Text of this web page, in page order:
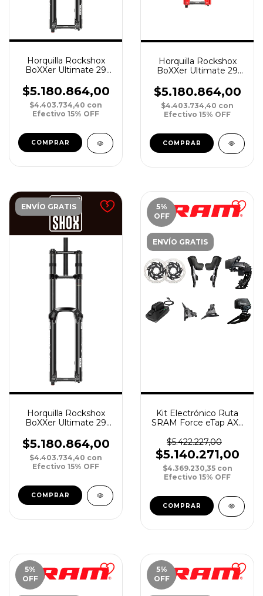
Horquilla Rockshox
BoXXer Ultimate 29
Boost 48 OffSet
Straight Crown N
$5.180.864,00
$4.403.734,40 con
Efectivo 15% OFF
Horquilla Rockshox
BoXXer Ultimate 29
Boost 48 OffSet
Straight Crown R
$5.180.864,00
$4.403.734,40 con
Efectivo 15% OFF
ENVÍO GRATIS
Horquilla Rockshox
BoXXer Ultimate 29
Boost 52 OffSet
Straight Crown N
$5.180.864,00
$4.403.734,40 con
Efectivo 15% OFF
5%
OFF
ENVÍO GRATIS
Kit Electrónico Ruta
SRAM Force eTap AXS
Hidráulico 6T FM
$5.422.227,00
$5.140.271,00
$4.369.230,35 con
Efectivo 15% OFF
5%
OFF
5%
OFF